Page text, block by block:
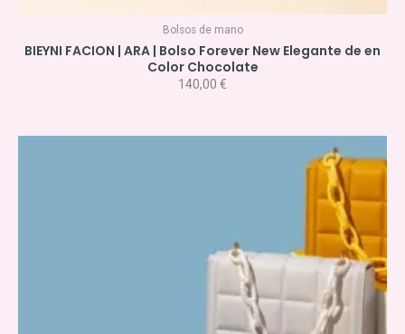
Bolsos de mano
BIEYNI FACION | ARA | Bolso Forever New Elegante de en
Color Chocolate
140,00 €